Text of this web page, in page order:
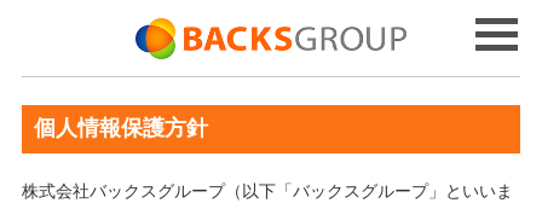
個人情報保護方針
株式会社バックスグループ（以下「バックスグループ」といいま